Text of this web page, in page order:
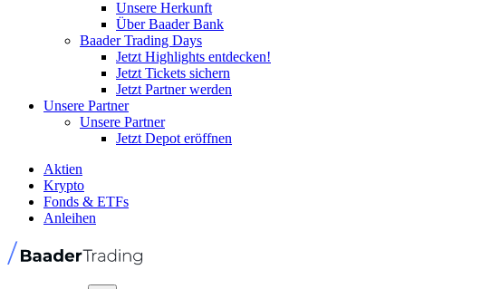
Unsere Herkunft
Über Baader Bank
Baader Trading Days
Jetzt Highlights entdecken!
Jetzt Tickets sichern
Jetzt Partner werden
Unsere Partner
Unsere Partner
Jetzt Depot eröffnen
Aktien
Krypto
Fonds & ETFs
Anleihen